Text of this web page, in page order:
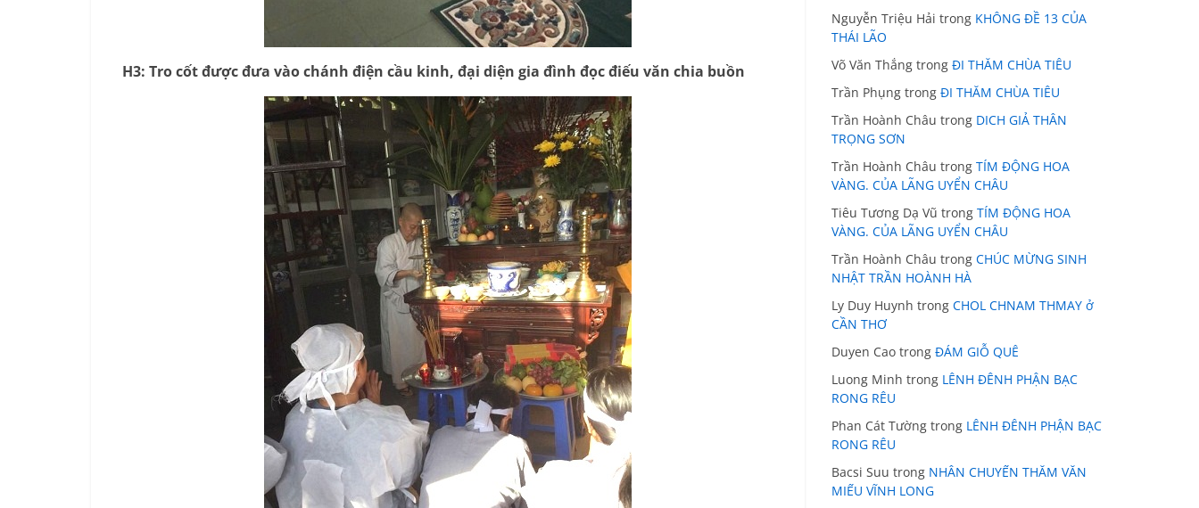
H3: Tro cốt được đưa vào chánh điện cầu kinh, đại diện gia đình đọc điếu văn chia buồn
Nguyễn Triệu Hải trong KHÔNG ĐỀ 13 CỦA
THÁI LÃO
Võ Văn Thắng trong ĐI THĂM CHÙA TIÊU
Trần Phụng trong ĐI THĂM CHÙA TIÊU
Trần Hoành Châu trong DICH GIẢ THÂN
TRỌNG SƠN
Trần Hoành Châu trong TÍM ĐỘNG HOA
VÀNG. CỦA LÃNG UYỂN CHÂU
Tiêu Tương Dạ Vũ trong TÍM ĐỘNG HOA
VÀNG. CỦA LÃNG UYỂN CHÂU
Trần Hoành Châu trong CHÚC MỪNG SINH
NHẬT TRẦN HOÀNH HÀ
Ly Duy Huynh trong CHOL CHNAM THMAY ở
CẦN THƠ
Duyen Cao trong ĐÁM GIỖ QUÊ
Luong Minh trong LÊNH ĐÊNH PHẬN BẠC
RONG RÊU
Phan Cát Tường trong LÊNH ĐÊNH PHẬN BẠC
RONG RÊU
Bacsi Suu trong NHÂN CHUYẾN THĂM VĂN
MIẾU VĨNH LONG